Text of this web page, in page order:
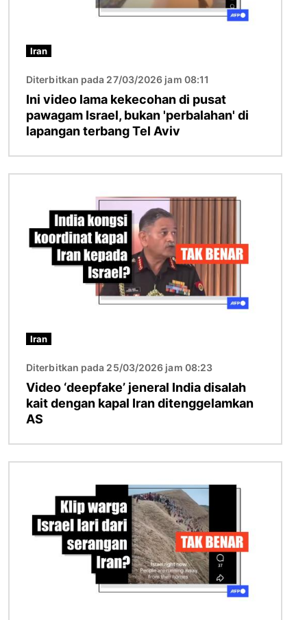
Iran
Diterbitkan pada 27/03/2026 jam 08:11
Ini video lama kekecohan di pusat
pawagam Israel, bukan 'perbalahan' di
lapangan terbang Tel Aviv
Iran
Diterbitkan pada 25/03/2026 jam 08:23
Video ‘deepfake’ jeneral India disalah
kait dengan kapal Iran ditenggelamkan
AS